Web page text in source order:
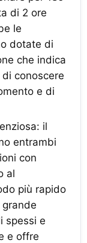
di 2 ore
le
dotate di
che indica
conoscere
e di
il
entrambi
con
al
più rapido
spessi e
e offre